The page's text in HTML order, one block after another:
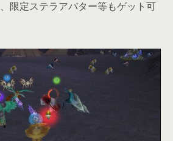
限定ステラアバター等もゲット可